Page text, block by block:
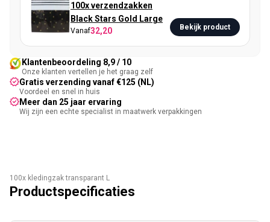
100x verzendzakken
Black Stars Gold Large
Vanaf32,20 Bekijk product
Klantenbeoordeling 8,9 / 10
Onze klanten vertellen je het graag zelf
Gratis verzending vanaf €125 (NL)
Voordeel en snel in huis
Meer dan 25 jaar ervaring
Wij zijn een echte specialist in maatwerk verpakkingen
100x kledingzak transparant L
Productspecificaties